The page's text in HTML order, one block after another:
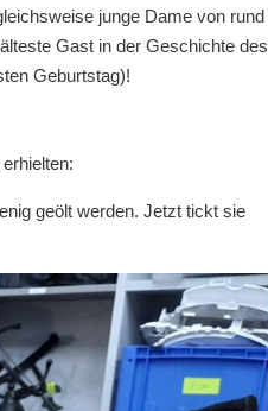
junge Dame von rund
Gast in der Geschichte des
Geburtstag)!
geölt werden. Jetzt tickt sie